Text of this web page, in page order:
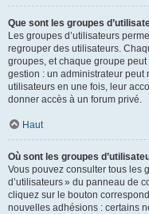
Que sont les groupes
Les groupes d’utilisateurs
regrouper des utilisateurs.
groupes, et chaque groupe
gestion : un administrateur
utilisateurs en une fois, leur
donner accès à un forum privé.
Haut
Où sont les groupes
Vous pouvez consulter tous les
d’utilisateurs » du panneau de
cliquez sur le bouton
nouvelles adhésions : certains